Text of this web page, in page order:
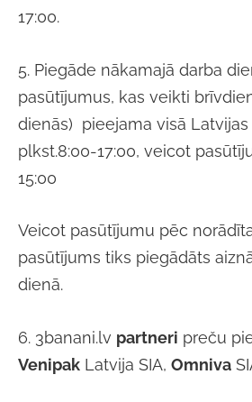
17:00.
5. Piegāde nākamajā darba
pasūtījumus, kas veikti
dienās) pieejama visā
plkst.8:00-17:00, veicot
15:00
Veicot pasūtījumu pēc
pasūtījums tiks piegādāts
dienā.
6. 3banani.lv partneri preču
Venipak Latvija SIA, Omniva